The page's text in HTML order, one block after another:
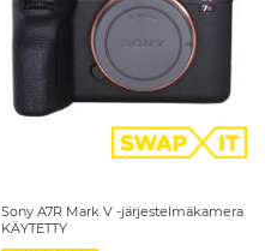
Sony A7R Mark V -järjestelmäkamera
KÄYTETTY